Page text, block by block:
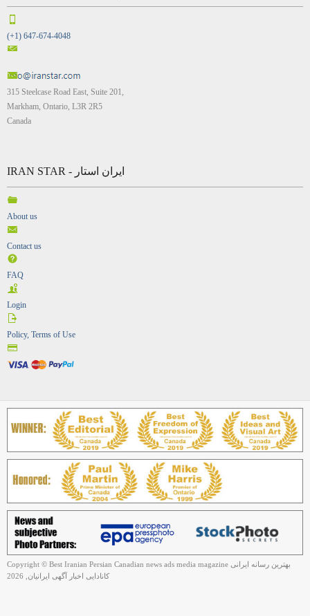
(+1) 647-674-4048
315 Steelcase Road East, Suite 201,
Markham, Ontario, L3R 2R5
Canada
IRAN STAR - ایران استار
About us
Contact us
FAQ
Login
Policy, Terms of Use
Copyright © Best Iranian Persian Canadian news ads media magazine بهترین رسانه ایرانی
کانادایی اخبار آگهی ایرانیان, 2026